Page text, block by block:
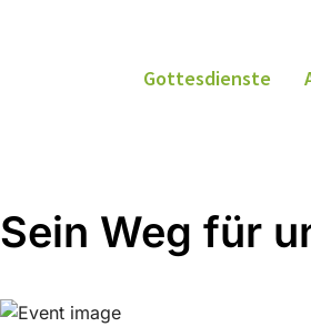
Gottesdienste
Sein Weg für